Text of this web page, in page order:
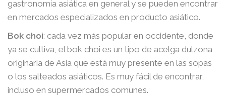
gastronomía asiática en general y se pueden encontrar
en mercados especializados en producto asiático.
Bok choi: cada vez más popular en occidente, donde
ya se cultiva, el bok choi es un tipo de acelga dulzona
originaria de Asia que está muy presente en las sopas
o los salteados asiáticos. Es muy fácil de encontrar,
incluso en supermercados comunes.